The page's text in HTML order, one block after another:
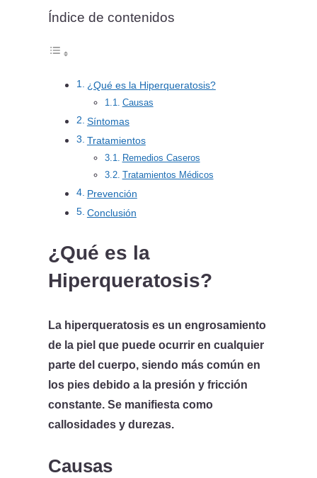
Índice de contenidos
¿Qué es la Hiperqueratosis?
Causas
Síntomas
Tratamientos
Remedios Caseros
Tratamientos Médicos
Prevención
Conclusión
¿Qué es la
Hiperqueratosis?
La hiperqueratosis es un engrosamiento
de la piel que puede ocurrir en cualquier
parte del cuerpo, siendo más común en
los pies debido a la presión y fricción
constante. Se manifiesta como
callosidades y durezas.
Causas